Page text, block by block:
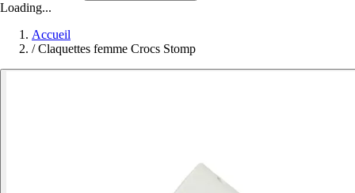
Loading...
Accueil
/ Claquettes femme Crocs Stomp